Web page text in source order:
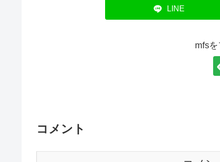
LINE
mfs
コメント